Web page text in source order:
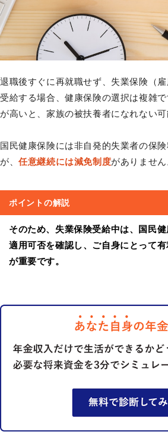
退職後すぐに再就職せず、失業保険（
受給する場合、健康保険の選択は複雑
が高いと、家族の被扶養者になれない可
国民健康保険には非自発的失業者の保
が、任意継続には減免制度がありません
ポイントの解説
そのため、失業保険受給中は、国民
適用可否を確認し、ご自身にとって
が重要です。